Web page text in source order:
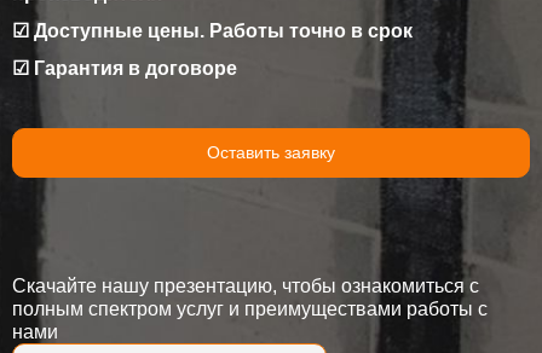
☑ Доступные цены. Работы точно в срок
☑ Гарантия в договоре
Оставить заявку
Скачайте нашу презентацию, чтобы ознакомиться с
полным спектром услуг и преимуществами работы с
нами